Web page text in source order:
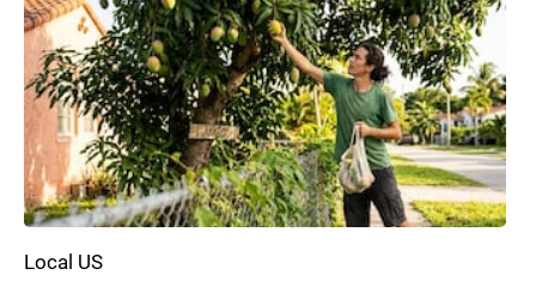
Local US